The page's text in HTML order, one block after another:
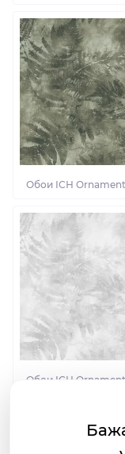
Обои ІСН
Обои ІСН